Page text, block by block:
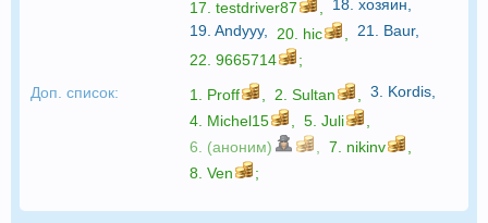
17. testdriver87 18. хозяин
19. Andyyy, 20. hic 21. Baur,
22. 9665714
;
Доп. список:
1. Proff 2. Sultan 3. Kordis
4. Michel15 5. Juli
6. (аноним)
7. nikinv
8. Ven ;